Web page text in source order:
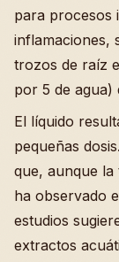
para procesos
inflamaciones,
trozos de raíz
por 5 de agua)
El líquido
pequeñas
que, aunque la
ha observado
estudios
extractos